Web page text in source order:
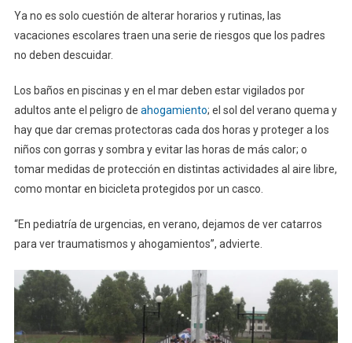
Ya no es solo cuestión de alterar horarios y rutinas, las
vacaciones escolares traen una serie de riesgos que los padres
no deben descuidar.
Los baños en piscinas y en el mar deben estar vigilados por
adultos ante el peligro de ahogamiento; el sol del verano quema y
hay que dar cremas protectoras cada dos horas y proteger a los
niños con gorras y sombra y evitar las horas de más calor; o
tomar medidas de protección en distintas actividades al aire libre,
como montar en bicicleta protegidos por un casco.
“En pediatría de urgencias, en verano, dejamos de ver catarros
para ver traumatismos y ahogamientos”, advierte.